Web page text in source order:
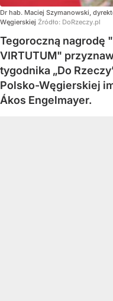
Dr hab. Maciej Szymanowski,
Węgierskiej Źródło: DoRzeczy.pl
Tegoroczną nagrodę
VIRTUTUM"
tygodnika „Do
Polsko-Węgierskiej
Ákos Engelmayer.